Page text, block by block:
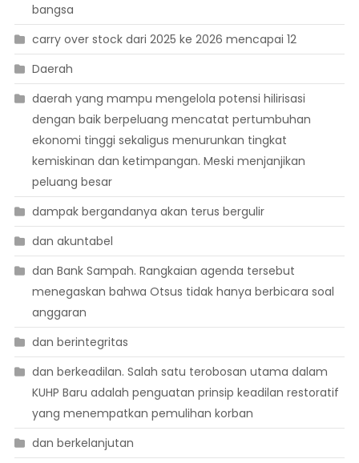
bangsa
carry over stock dari 2025 ke 2026 mencapai 12
Daerah
daerah yang mampu mengelola potensi hilirisasi
dengan baik berpeluang mencatat pertumbuhan
ekonomi tinggi sekaligus menurunkan tingkat
kemiskinan dan ketimpangan. Meski menjanjikan
peluang besar
dampak bergandanya akan terus bergulir
dan akuntabel
dan Bank Sampah. Rangkaian agenda tersebut
menegaskan bahwa Otsus tidak hanya berbicara soal
anggaran
dan berintegritas
dan berkeadilan. Salah satu terobosan utama dalam
KUHP Baru adalah penguatan prinsip keadilan restoratif
yang menempatkan pemulihan korban
dan berkelanjutan